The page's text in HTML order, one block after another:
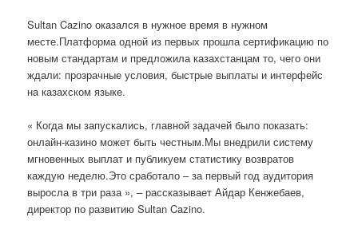
Sultan Cazino оказался в нужное время в нужном
месте.Платформа одной из первых прошла сертификацию по
новым стандартам и предложила казахстанцам то, чего они
ждали: прозрачные условия, быстрые выплаты и интерфейс
на казахском языке.
« Когда мы запускались, главной задачей было показать:
онлайн-казино может быть честным.Мы внедрили систему
мгновенных выплат и публикуем статистику возвратов
каждую неделю.Это сработало – за первый год аудитория
выросла в три раза », – рассказывает Айдар Кенжебаев,
директор по развитию Sultan Cazino.